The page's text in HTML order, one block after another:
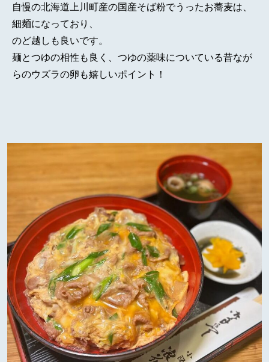
自慢の北海道上川町産の国産そば粉でうったお蕎麦は、
細麺になっており、
のど越しも良いです。
麺とつゆの相性も良く、つゆの薬味についている昔なが
らのウズラの卵も嬉しいポイント！